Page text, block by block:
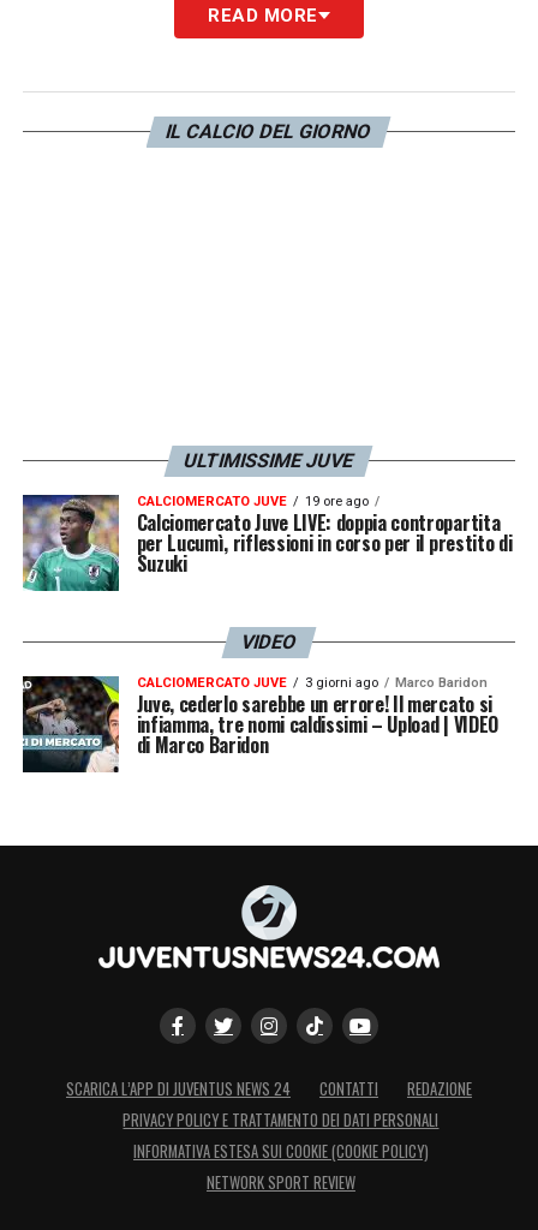
pensare tra la squadra e il il suo allenatore
o comunque di fare gruppo. Allegri non è più
in grado di trasmettere qualcosa ai giocatori
READ MORE
IL CALCIO DEL GIORNO
ULTIMISSIME JUVE
CALCIOMERCATO JUVE 19 ore ago
Calciomercato Juve LIVE: doppia contropartita
per Lucumì, riflessioni in corso per il prestito di
Suzuki
VIDEO
CALCIOMERCATO JUVE 3 giorni ago Marco Baridon
Juve, cederlo sarebbe un errore! Il mercato si
infiamma, tre nomi caldissimi – Upload | VIDEO
di Marco Baridon
SCARICA L’APP DI JUVENTUS NEWS 24 CONTATTI
REDAZIONE
PRIVACY POLICY E TRATTAMENTO DEI DATI PERSONALI
INFORMATIVA ESTESA SUI COOKIE (COOKIE POLICY)
NETWORK SPORT REVIEW